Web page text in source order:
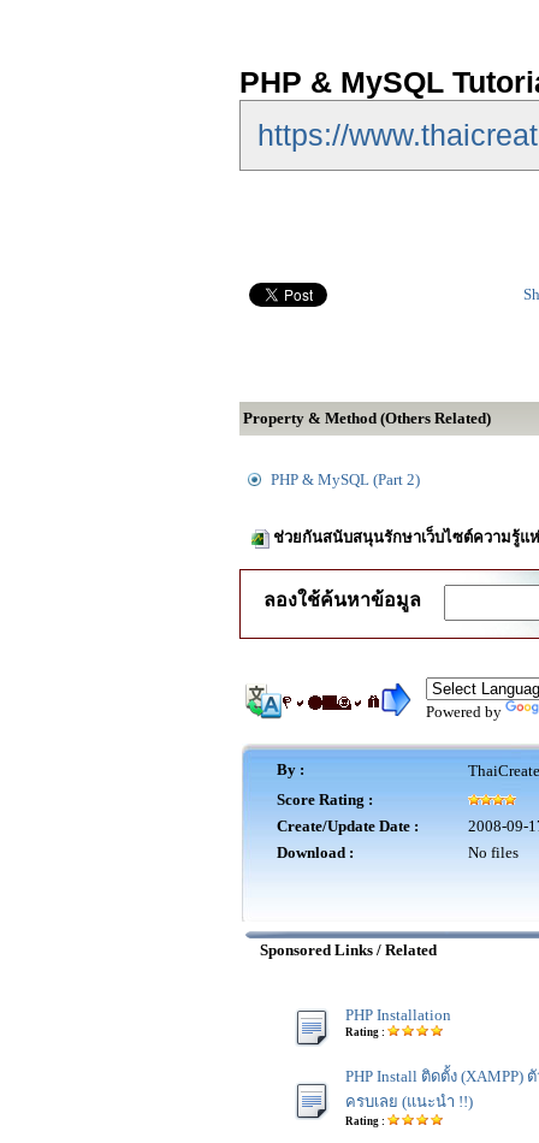
PHP & MySQL
https://
Property & Method (Others Related)
PHP & MySQL (Part 2)
ช่วยกันสนับสนุนรักษาเว็บไซต์ความรู้แ
ลองใช้ค้นหาข้อมูล
Powered by
By :
Score Rating :
Create/Update Date :
2008-09-
Download :
No files
Sponsored Links / Related
PHP Installation
Rating :
PHP Install ติดตั้ง (XAMPP)
ครบเลย (แนะนำ !!)
Rating :